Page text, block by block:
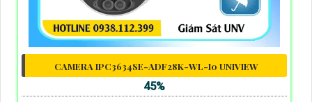
CAMERA IPC3634SE-ADF28K-WL-I0 UNIVIEW
45%